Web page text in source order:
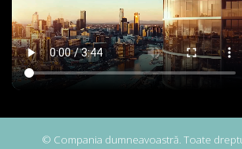
© Compania dumneavoastră. Toate